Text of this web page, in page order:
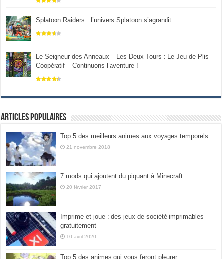
Splatoon Raiders : l’univers Splatoon s’agrandit
Le Seigneur des Anneaux – Les Deux Tours : Le Jeu de Plis
Coopératif – Continuons l’aventure !
Articles populaires
Top 5 des meilleurs animes aux voyages temporels
21 novembre 2018
7 mods qui ajoutent du piquant à Minecraft
20 février 2017
Imprime et joue : des jeux de société imprimables
gratuitement
10 avril 2020
Top 5 des animes qui vous feront pleurer